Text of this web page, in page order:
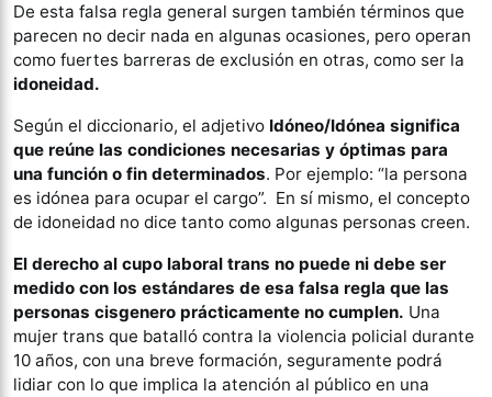
De esta falsa regla general surgen también términos que
parecen no decir nada en algunas ocasiones, pero operan
como fuertes barreras de exclusión en otras, como ser la
idoneidad.
Según el diccionario, el adjetivo Idóneo/Idónea significa
que reúne las condiciones necesarias y óptimas para
una función o fin determinados. Por ejemplo: “la persona
es idónea para ocupar el cargo”. En sí mismo, el concepto
de idoneidad no dice tanto como algunas personas creen.
El derecho al cupo laboral trans no puede ni debe ser
medido con los estándares de esa falsa regla que las
personas cisgenero prácticamente no cumplen. Una
mujer trans que batalló contra la violencia policial durante
10 años, con una breve formación, seguramente podrá
lidiar con lo que implica la atención al público en una